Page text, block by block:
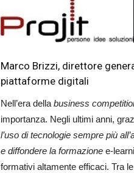
Marco Brizzi, direttore
piattaforme digitali
Nell’era della business
importanza. Negli ultimi anni,
l’uso di tecnologie sempre più
e diffondere la formazione e-
formativi altamente efficaci. Tra